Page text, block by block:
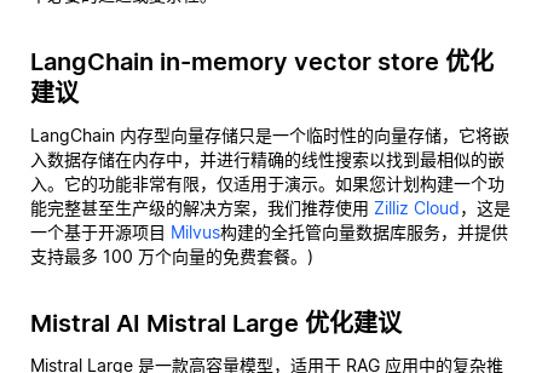
LangChain in-memory vector store 优化
建议
LangChain 内存型向量存储只是一个临时性的向量存储，它将嵌
入数据存储在内存中，并进行精确的线性搜索以找到最相似的嵌
入。它的功能非常有限，仅适用于演示。如果您计划构建一个功
能完整甚至生产级的解决方案，我们推荐使用 Zilliz Cloud，这是
一个基于开源项目 Milvus构建的全托管向量数据库服务，并提供
支持最多 100 万个向量的免费套餐。)
Mistral AI Mistral Large 优化建议
Mistral Large 是一款高容量模型，适用于 RAG 应用中的复杂推